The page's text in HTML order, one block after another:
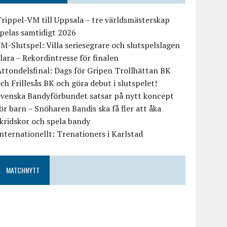
VM till Uppsala – tre världsmästerskap
samtidigt 2026
Slutspel: Villa seriesegrare och slutspelslagen
– Rekordintresse för finalen
Dags för Gripen Trollhättan BK
Frillesås BK och göra debut i slutspelet!
Bandyförbundet satsar på nytt koncept
barn – Snöharen Bandis ska få fler att åka
och spela bandy
Trenationers i Karlstad
MATCHNYTT